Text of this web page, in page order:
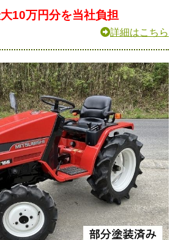
10万円分を当社負担
詳細はこちら